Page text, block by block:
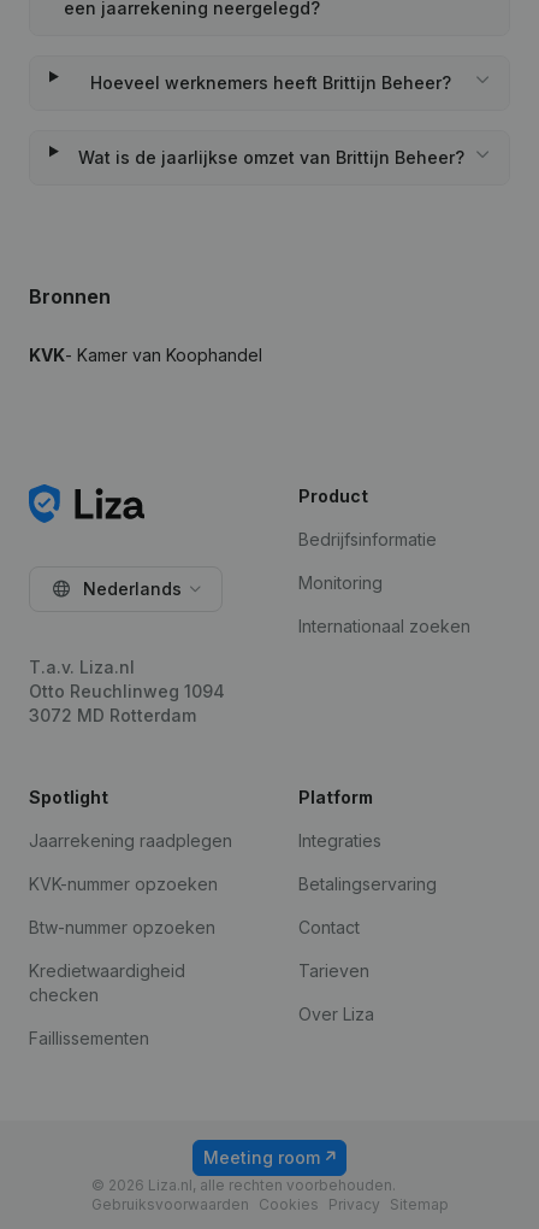
een jaarrekening neergelegd?
Hoeveel werknemers heeft Brittijn Beheer?
Wat is de jaarlijkse omzet van Brittijn Beheer?
Bronnen
KVK- Kamer van Koophandel
Nederlands
T.a.v. Liza.nl
Otto Reuchlinweg 1094
3072 MD Rotterdam
Product
Bedrijfsinformatie
Monitoring
Internationaal zoeken
Spotlight
Jaarrekening raadplegen
KVK-nummer opzoeken
Btw-nummer opzoeken
Kredietwaardigheid
checken
Faillissementen
Platform
Integraties
Betalingservaring
Contact
Tarieven
Over Liza
© 2026 Liza.nl, alle rechten voorbehouden.
Gebruiksvoorwaarden
Cookies Privacy Sitemap
Meeting room